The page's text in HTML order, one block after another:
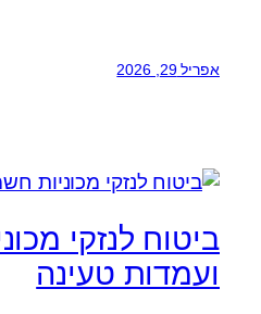
אפריל 29, 2026
ביטוח לנזקי
ועמדות טעינה